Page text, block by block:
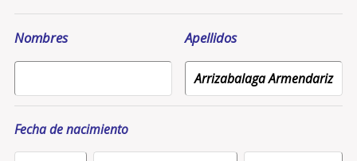
Nombres Apellidos
Fecha de nacimiento